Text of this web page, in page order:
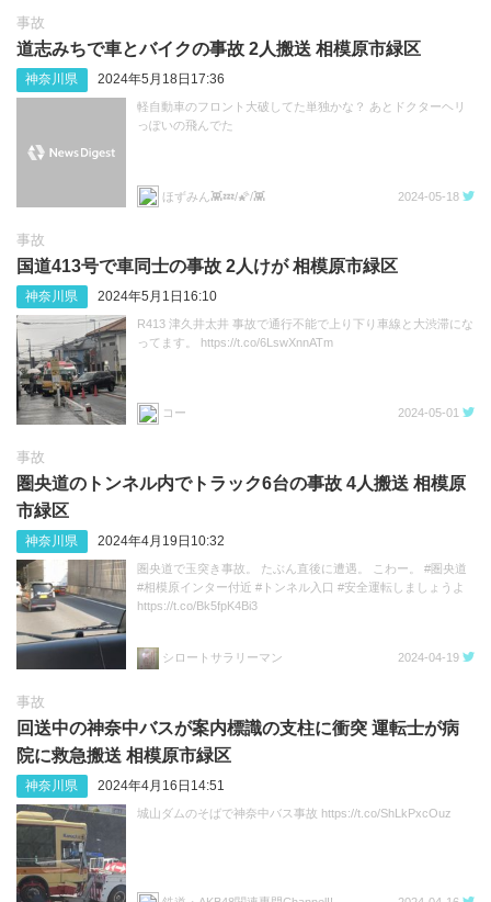
事故
道志みちで車とバイクの事故 2人搬送 相模原市緑区
神奈川県 2024年5月18日17:36
軽自動車のフロント大破してた単独かな？ あとドクターヘリ
っぽいの飛んでた
ほずみん👾💤/🌠/👾 2024-05-18
事故
国道413号で車同士の事故 2人けが 相模原市緑区
神奈川県 2024年5月1日16:10
R413 津久井太井 事故で通行不能で上り下り車線と大渋滞にな
ってます。 https://t.co/6LswXnnATm
コー 2024-05-01
事故
圏央道のトンネル内でトラック6台の事故 4人搬送 相模原
市緑区
神奈川県 2024年4月19日10:32
圏央道で玉突き事故。 たぶん直後に遭遇。 こわー。 #圏央道
#相模原インター付近 #トンネル入口 #安全運転しましょうよ
https://t.co/Bk5fpK4Bi3
シロートサラリーマン 2024-04-19
事故
回送中の神奈中バスが案内標識の支柱に衝突 運転士が病
院に救急搬送 相模原市緑区
神奈川県 2024年4月16日14:51
城山ダムのそばで神奈中バス事故 https://t.co/ShLkPxcOuz